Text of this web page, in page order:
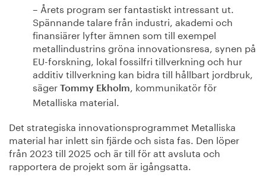
– Årets program ser fantastiskt intressant ut.
Spännande talare från industri, akademi och
finansiärer lyfter ämnen som till exempel
metallindustrins gröna innovationsresa, synen på
EU-forskning, lokal fossilfri tillverkning och hur
additiv tillverkning kan bidra till hållbart jordbruk,
säger Tommy Ekholm, kommunikatör för
Metalliska material.
Det strategiska innovationsprogrammet Metalliska
material har inlett sin fjärde och sista fas. Den löper
från 2023 till 2025 och är till för att avsluta och
rapportera de projekt som är igångsatta.